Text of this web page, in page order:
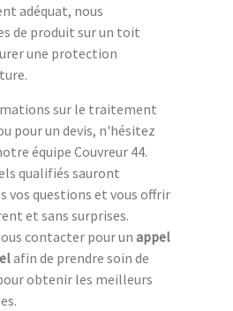
adéquat, nous
de produit sur un toit
une protection
sur le traitement
pour un devis, n'hésitez
équipe Couvreur 44.
qualifiés sauront
vos questions et vous offrir
et sans surprises.
contacter pour un appel
afin de prendre soin de
obtenir les meilleurs